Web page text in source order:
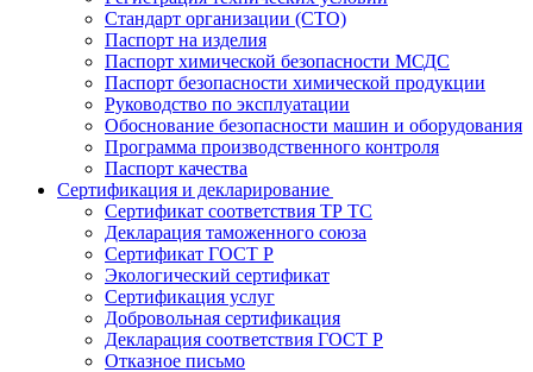
Стандарт организации (СТО)
Паспорт на изделия
Паспорт химической безопасности МСДС
Паспорт безопасности химической продукции
Руководство по эксплуатации
Обоснование безопасности машин и оборудования
Программа производственного контроля
Паспорт качества
Сертификация и декларирование
Сертификат соответствия ТР ТС
Декларация таможенного союза
Сертификат ГОСТ Р
Экологический сертификат
Сертификация услуг
Добровольная сертификация
Декларация соответствия ГОСТ Р
Отказное письмо